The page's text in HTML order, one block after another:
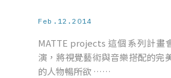
Feb.12.2014
MATTE projects 這個系列計畫
演，將視覺藝術與音樂搭配的完
的人物暢所欲 ……